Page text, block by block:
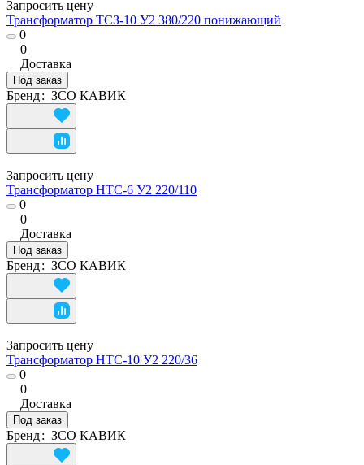
Запросить цену
Трансформатор ТСЗ-10 У2 380/220 понижающий
0
0
Доставка
Под заказ
Бренд: ЗСО КАВИК
Запросить цену
Трансформатор НТС-6 У2 220/110
0
0
Доставка
Под заказ
Бренд: ЗСО КАВИК
Запросить цену
Трансформатор НТС-10 У2 220/36
0
0
Доставка
Под заказ
Бренд: ЗСО КАВИК